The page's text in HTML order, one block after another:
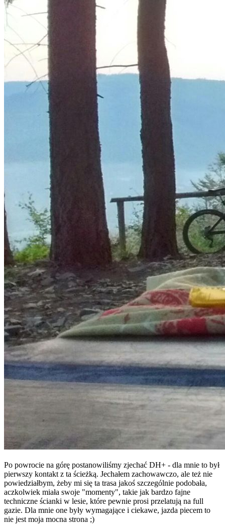
Po powrocie na górę postanowiliśmy zjechać DH+ - dla mnie to był
pierwszy kontakt z ta ścieżką. Jechałem zachowawczo, ale też nie
powiedziałbym, żeby mi się ta trasa jakoś szczególnie podobała,
aczkolwiek miała swoje "momenty", takie jak bardzo fajne
techniczne ścianki w lesie, które pewnie prosi przelatują na full
gazie. Dla mnie one były wymagające i ciekawe, jazda piecem to
nie jest moja mocna strona ;)